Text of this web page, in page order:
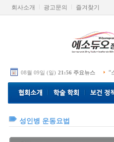
회사소개 광고문의 즐겨찾기
08월 09일 (일) 21:56 주요뉴스 “
성인병 운동요법